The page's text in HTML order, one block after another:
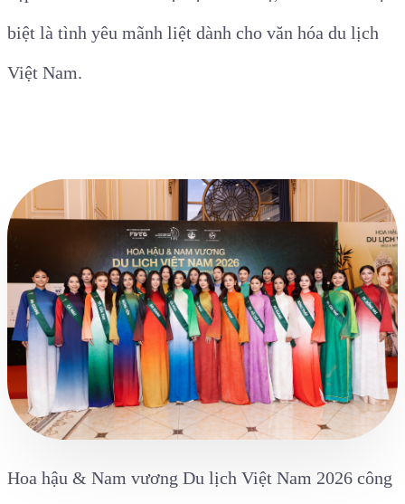
biệt là tình yêu mãnh liệt dành cho văn hóa du lịch
Việt Nam.
Hoa hậu & Nam vương Du lịch Việt Nam 2026 công